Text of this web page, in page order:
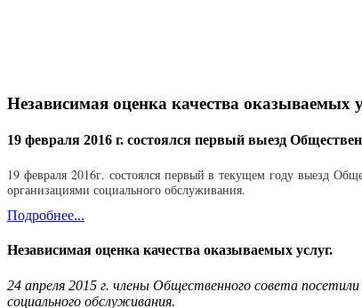
Независимая оценка качества оказываемых
19 февраля 2016 г. состоялся первый выезд
19 февраля 2016г. состоялся первый в текущем году выезд
организациями социального обслуживания.
Подробнее...
Независимая оценка качества оказываемых услуг.
24 апреля 2015 г. члены Общественного совета
социального обслуживания.